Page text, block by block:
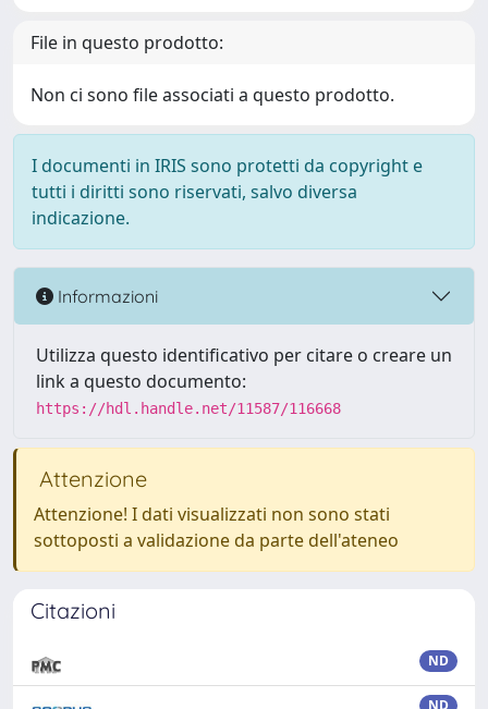
File in questo prodotto:
Non ci sono file associati a questo prodotto.
I documenti in IRIS sono protetti da copyright e
tutti i diritti sono riservati, salvo diversa
indicazione.
Informazioni
Utilizza questo identificativo per citare o creare un
link a questo documento:
https://hdl.handle.net/11587/116668
Attenzione
Attenzione! I dati visualizzati non sono stati
sottoposti a validazione da parte dell'ateneo
Citazioni
ND